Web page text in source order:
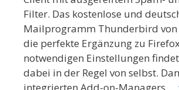
Filter. Das kostenlose und
Mailprogramm Thunderbird
die perfekte Ergänzung zu
notwendigen Einstellungen
dabei in der Regel von selbst.